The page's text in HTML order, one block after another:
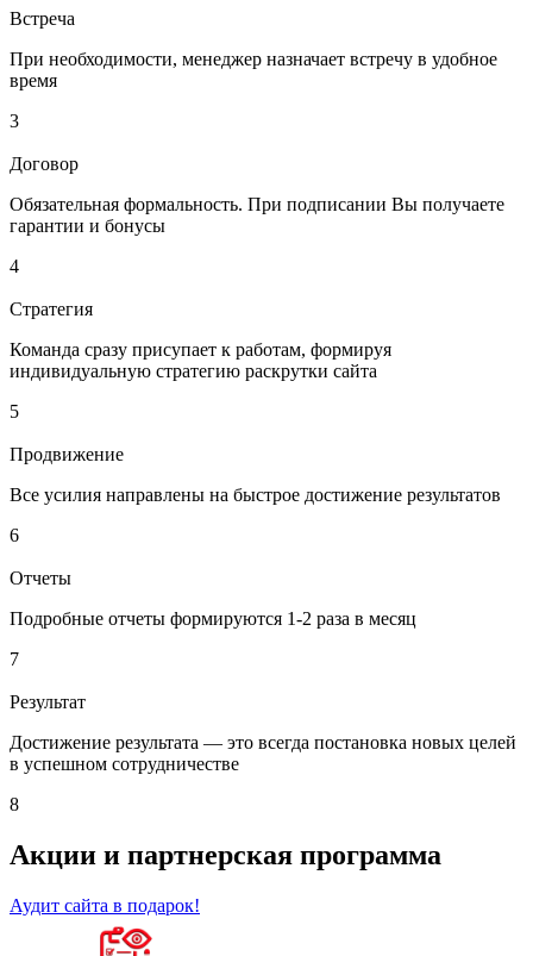
Встреча
При необходимости, менеджер назначает встречу в удобное
время
3
Договор
Обязательная формальность. При подписании Вы получаете
гарантии и бонусы
4
Стратегия
Команда сразу присупает к работам, формируя
индивидуальную стратегию раскрутки сайта
5
Продвижение
Все усилия направлены на быстрое достижение результатов
6
Отчеты
Подробные отчеты формируются 1-2 раза в месяц
7
Результат
Достижение результата — это всегда постановка новых целей
в успешном сотрудничестве
8
Акции и партнерская программа
Аудит сайта в подарок!